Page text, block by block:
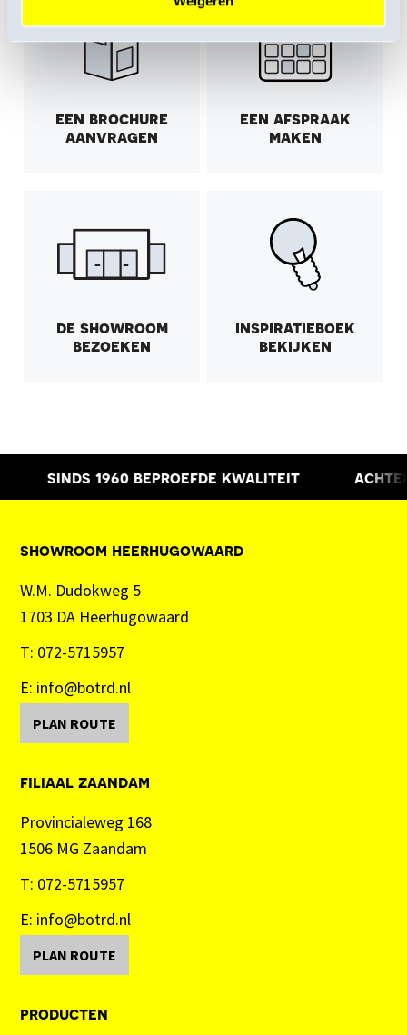
een brochure
aanvragen
een afspraak
maken
de showroom
bezoeken
inspiratieboek
bekijken
sinds 1960 beproefde kwaliteit
showroom heerhugowaard
W.M. Dudokweg 5
1703 DA Heerhugowaard
T: 072-5715957
E: info@botrd.nl
PLAN ROUTE
filiaal zaandam
Provincialeweg 168
1506 MG Zaandam
T: 072-5715957
E: info@botrd.nl
PLAN ROUTE
producten